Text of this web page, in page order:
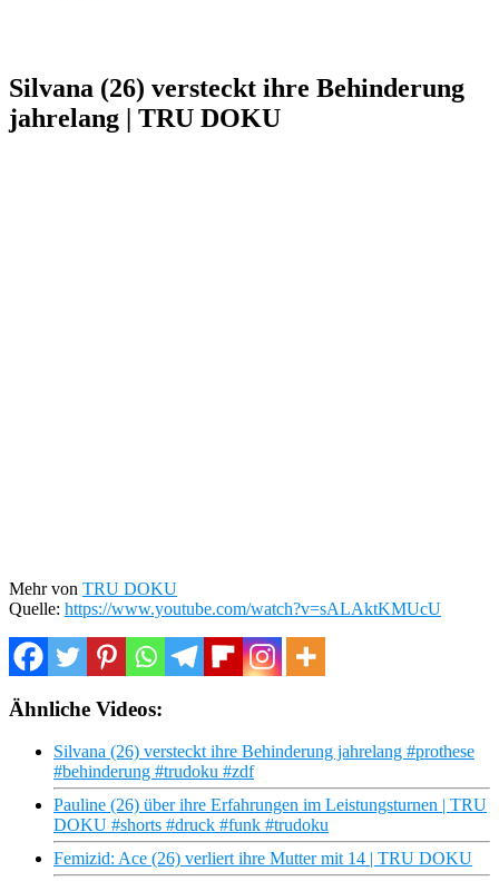
Silvana (26) versteckt ihre Behinderung
jahrelang | TRU DOKU
Mehr von TRU DOKU
Quelle: https://www.youtube.com/watch?v=sALAktKMUcU
Ähnliche Videos:
Silvana (26) versteckt ihre Behinderung jahrelang #prothese
#behinderung #trudoku #zdf
Pauline (26) über ihre Erfahrungen im Leistungsturnen | TRU
DOKU #shorts #druck #funk #trudoku
Femizid: Ace (26) verliert ihre Mutter mit 14 | TRU DOKU